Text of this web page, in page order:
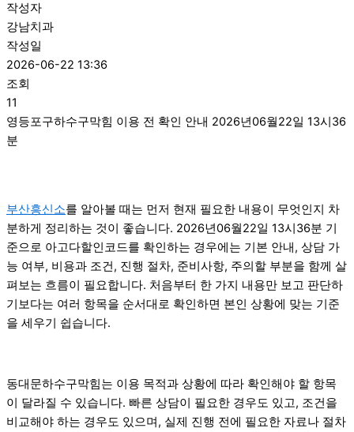
작성자
강남치과
작성일
2026-06-22 13:36
조회
11
영등포구하수구막힘 이용 전 확인 안내 2026년06월22일 13시36
분
부산흥신소를 알아볼 때는 먼저 현재 필요한 내용이 무엇인지 차
분하게 정리하는 것이 좋습니다. 2026년06월22일 13시36분 기
준으로 아고다할인코드를 확인하는 경우에는 기본 안내, 상담 가
능 여부, 비용과 조건, 진행 절차, 준비사항, 주의할 부분을 함께 살
펴보는 흐름이 필요합니다. 처음부터 한 가지 내용만 보고 판단하
기보다는 여러 항목을 순서대로 확인하면 본인 상황에 맞는 기준
을 세우기 쉽습니다.
동대문하수구막힘는 이용 목적과 상황에 따라 확인해야 할 항목
이 달라질 수 있습니다. 빠른 상담이 필요한 경우도 있고, 조건을
비교해야 하는 경우도 있으며, 실제 진행 전에 필요한 자료나 절차